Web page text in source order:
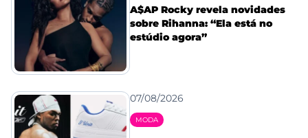
A$AP Rocky revela novidades
sobre Rihanna: “Ela está no
estúdio agora”
07/08/2026
MODA